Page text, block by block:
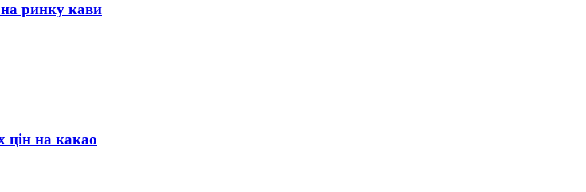
на ринку кави
цін на какао